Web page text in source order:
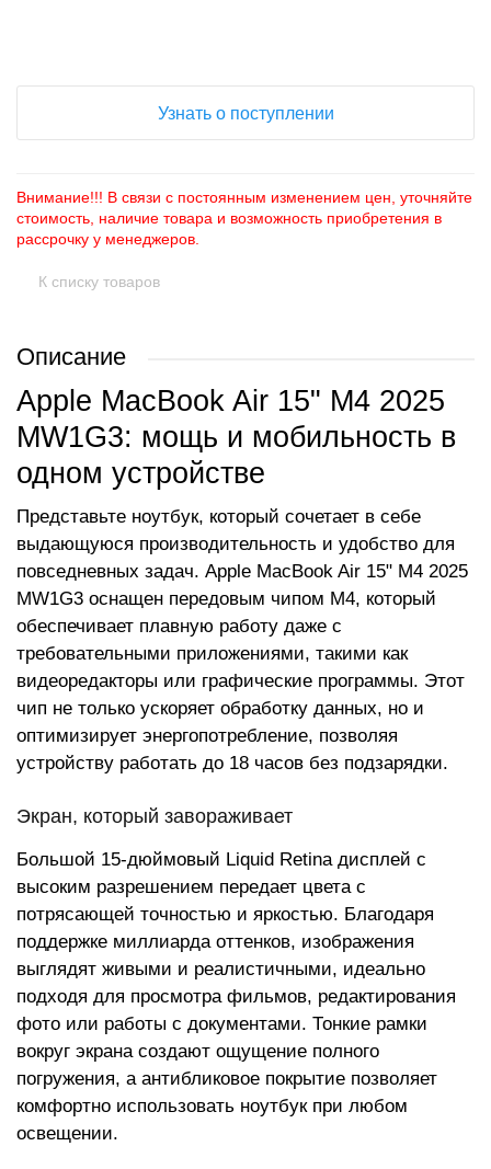
Узнать о поступлении
Внимание!!! В связи с постоянным изменением цен, уточняйте
стоимость, наличие товара и возможность приобретения в
рассрочку у менеджеров.
К списку товаров
Описание
Apple MacBook Air 15" M4 2025
MW1G3: мощь и мобильность в
одном устройстве
Представьте ноутбук, который сочетает в себе
выдающуюся производительность и удобство для
повседневных задач. Apple MacBook Air 15" M4 2025
MW1G3 оснащен передовым чипом M4, который
обеспечивает плавную работу даже с
требовательными приложениями, такими как
видеоредакторы или графические программы. Этот
чип не только ускоряет обработку данных, но и
оптимизирует энергопотребление, позволяя
устройству работать до 18 часов без подзарядки.
Экран, который завораживает
Большой 15-дюймовый Liquid Retina дисплей с
высоким разрешением передает цвета с
потрясающей точностью и яркостью. Благодаря
поддержке миллиарда оттенков, изображения
выглядят живыми и реалистичными, идеально
подходя для просмотра фильмов, редактирования
фото или работы с документами. Тонкие рамки
вокруг экрана создают ощущение полного
погружения, а антибликовое покрытие позволяет
комфортно использовать ноутбук при любом
освещении.